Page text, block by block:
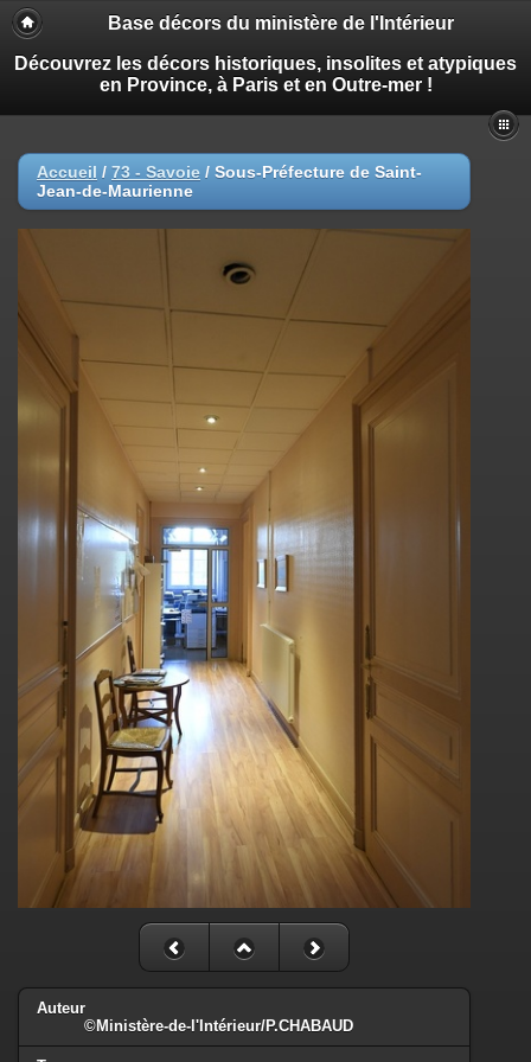
Base décors du ministère de l'Intérieur
Découvrez les décors historiques, insolites et atypiques
en Province, à Paris et en Outre-mer !
Accueil / 73 - Savoie / Sous-Préfecture de Saint-
Jean-de-Maurienne
Auteur
©Ministère-de-l'Intérieur/P.CHABAUD